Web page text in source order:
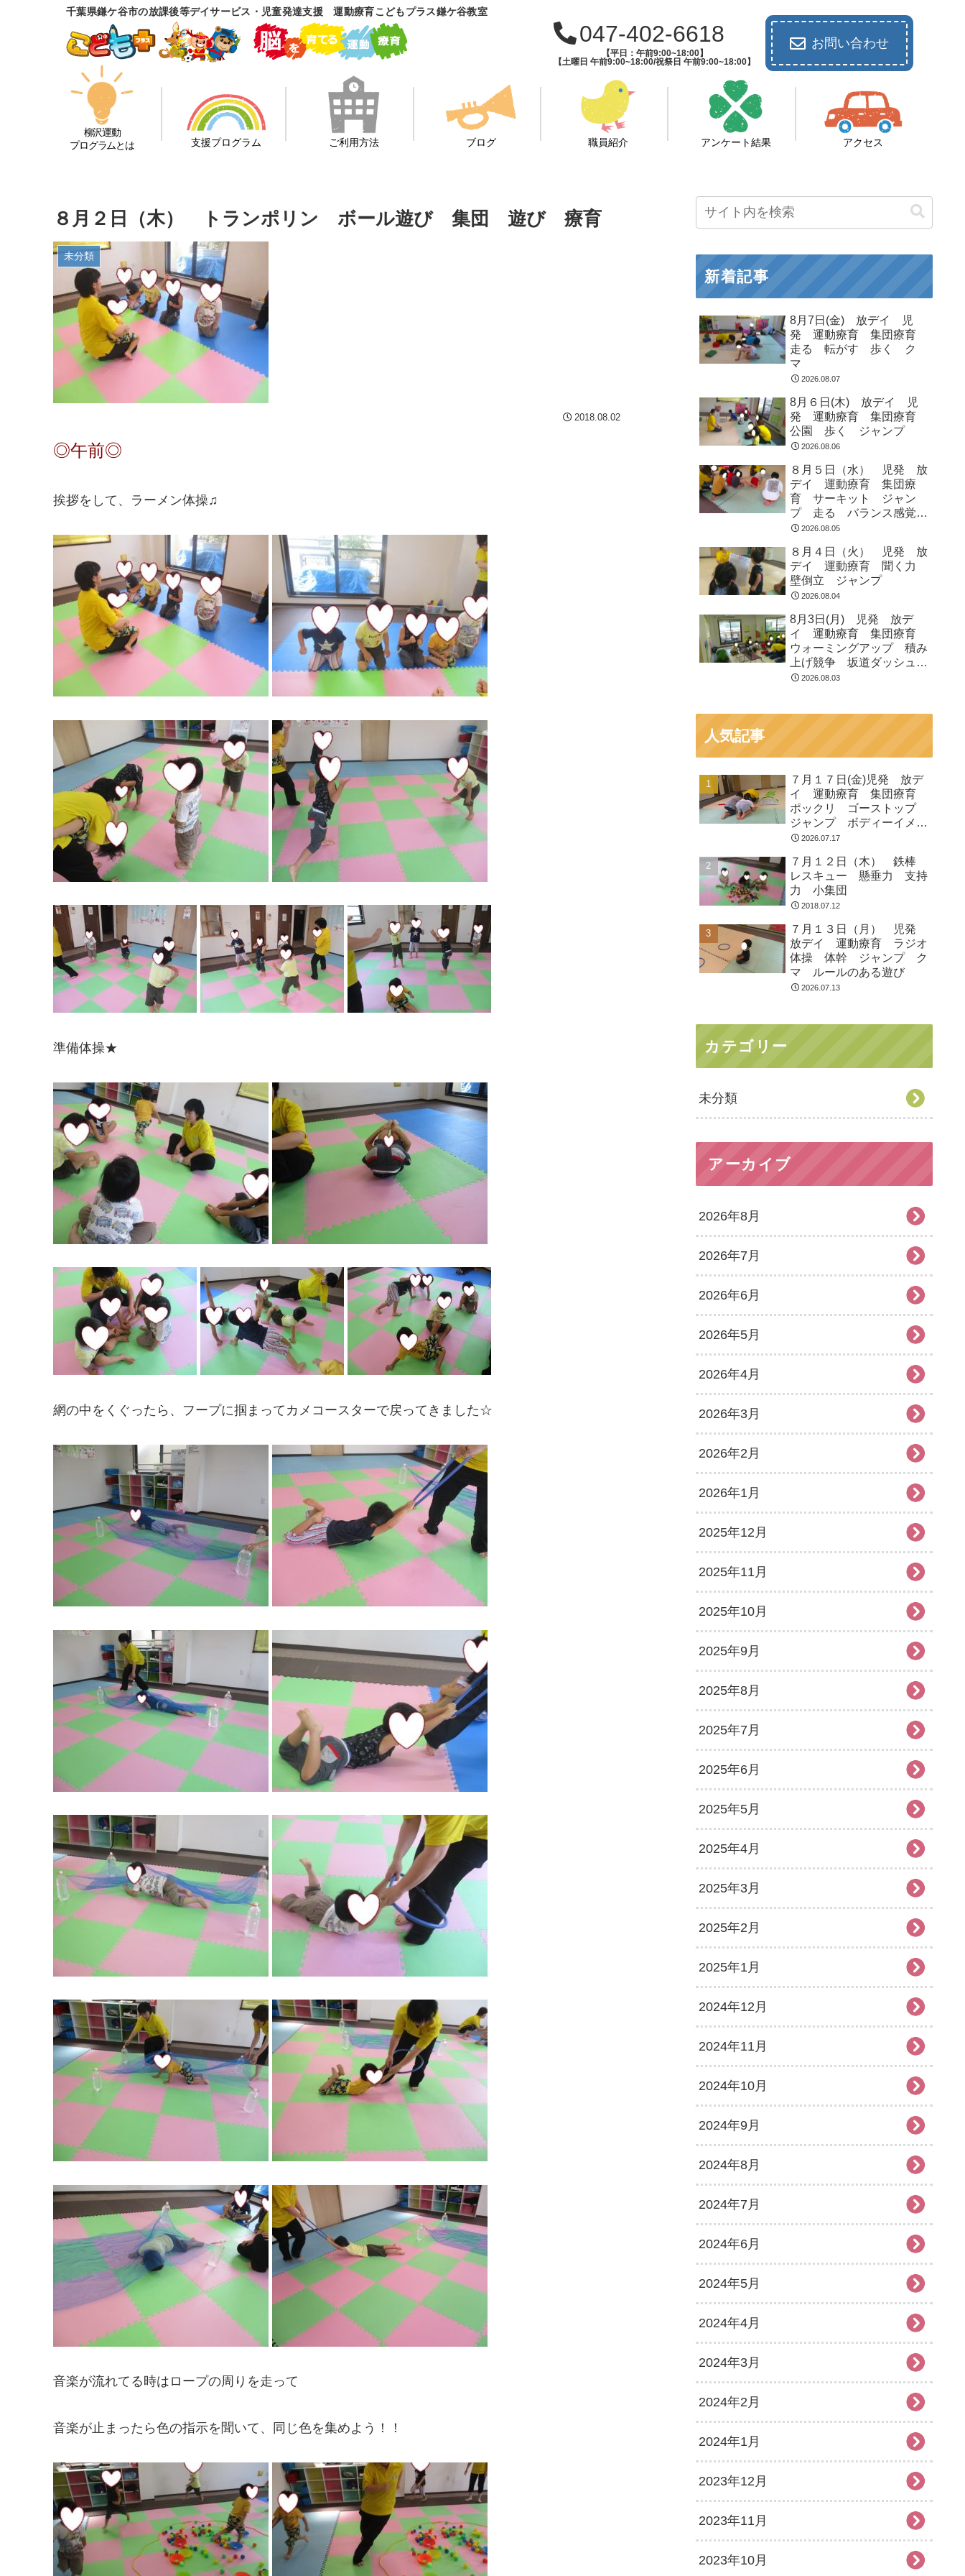
千葉県鎌ケ谷市の放課後等デイサービス・児童発達支援 運動療育こどもプラス鎌ケ谷教室
047-402-6618
【平日：午前9:00~18:00】
【土曜日 午前9:00~18:00/祝祭日 午前9:00~18:00】
お問い合わせ
柳沢運動
プログラムとは
支援プログラム ご利用方法 ブログ 職員紹介 アンケート結果 アクセス
８月２日（木） トランポリン ボール遊び 集団 遊び 療育
未分類
2018.08.02
◎午前◎
挨拶をして、ラーメン体操♫
準備体操★
網の中をくぐったら、フープに掴まってカメコースターで戻ってきました☆
音楽が流れてる時はロープの周りを走って
音楽が止まったら色の指示を聞いて、同じ色を集めよう！！
新着記事
8月7日(金) 放デイ 児
発 運動療育 集団療育
走る 転がす 歩く ク
マ
2026.08.07
8月６日(木) 放デイ 児
発 運動療育 集団療育
公園 歩く ジャンプ
2026.08.06
８月５日（水） 児発 放
デイ 運動療育 集団療
育 サーキット ジャン
プ 走る バランス感覚
ラジオ体操
2026.08.05
８月４日（火） 児発 放
デイ 運動療育 聞く力
壁倒立 ジャンプ
2026.08.04
8月3日(月) 児発 放デ
イ 運動療育 集団療育
ウォーミングアップ 積み
上げ競争 坂道ダッシュ
走って歩いて お芋とク
2026.08.03
人気記事
７月１７日(金)児発 放デ
イ 運動療育 集団療育
ポックリ ゴーストップ
ジャンプ ボディーイメー
ジ 2026.07.17
７月１２日（木） 鉄棒
レスキュー 懸垂力 支持
力 小集団
2018.07.12
７月１３日（月） 児発
放デイ 運動療育 ラジオ
体操 体幹 ジャンプ ク
マ ルールのある遊び
2026.07.13
カテゴリー
未分類
アーカイブ
2026年8月
2026年7月
2026年6月
2026年5月
2026年4月
2026年3月
2026年2月
2026年1月
2025年12月
2025年11月
2025年10月
2025年9月
2025年8月
2025年7月
2025年6月
2025年5月
2025年4月
2025年3月
2025年2月
2025年1月
2024年12月
2024年11月
2024年10月
2024年9月
2024年8月
2024年7月
2024年6月
2024年5月
2024年4月
2024年3月
2024年2月
2024年1月
2023年12月
2023年11月
2023年10月